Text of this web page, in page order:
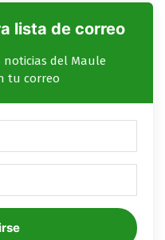
lista de correo
noticias del Maule
tu correo